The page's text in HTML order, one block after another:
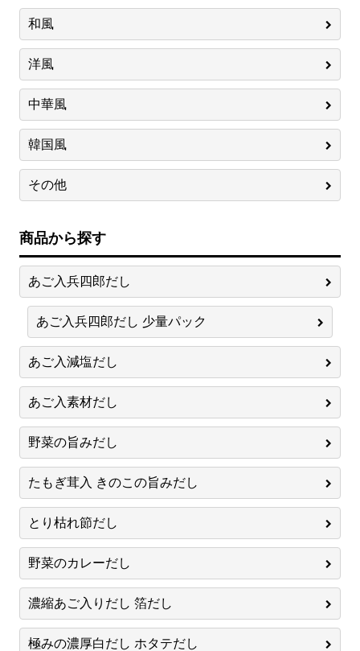
和風
洋風
中華風
韓国風
その他
商品から探す
あご入兵四郎だし
あご入兵四郎だし 少量パック
あご入減塩だし
あご入素材だし
野菜の旨みだし
たもぎ茸入 きのこの旨みだし
とり枯れ節だし
野菜のカレーだし
濃縮あご入りだし 箔だし
極みの濃厚白だし ホタテだし